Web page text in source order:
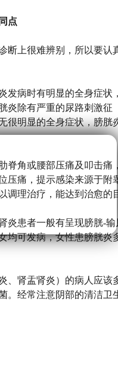
点
上很难辨别，所以要认
病时有明显的全身症状
炎除有严重的尿路刺激征
很明显的全身症状，膀胱
角或腰部压痛及叩击痛
压痛，提示感染来源于附
调理治疗，能达到治愈的
患者一般有呈现膀胱-输
均可发病，女性患膀胱炎
肾盂肾炎）的病人应该
。经常注意阴部的清洁卫